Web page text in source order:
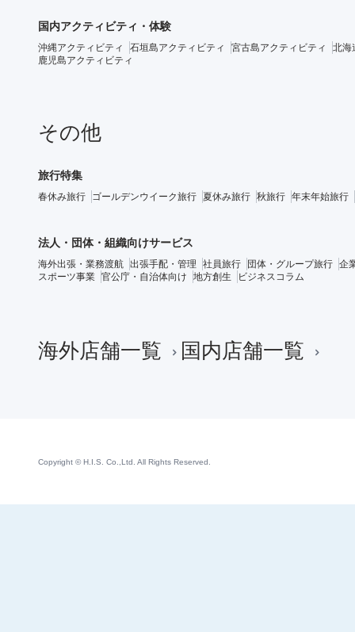
国内アクティビティ・体験
沖縄アクティビティ 石垣島アクティビティ 宮古島アクティビティ
北海
鹿児島アクティビティ
その他
旅行特集
春休み旅行 ゴールデンウイーク旅行 夏休み旅行 秋旅行 年末年始旅行
法人・団体・組織向けサービス
海外出張・業務渡航 出張手配・管理 社員旅行 団体・グループ旅行 企
スポーツ事業 官公庁・自治体向け 地方創生 ビジネスコラム
海外店舗一覧 国内店舗一覧
Copyright © H.I.S. Co.,Ltd. All Rights Reserved.